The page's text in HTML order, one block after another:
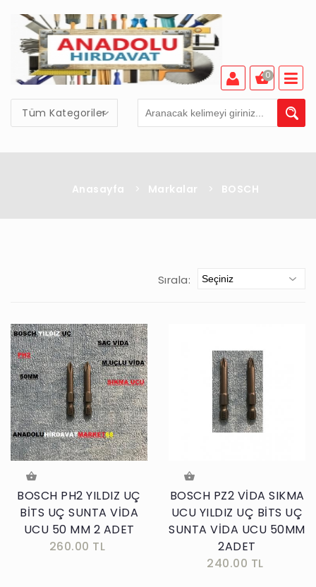
Tüm Kategoriler
0
Anasayfa > Markalar > BOSCH
Sırala:
BOSCH PH2 YILDIZ UÇ
BİTS UÇ SUNTA VİDA
UCU 50 MM 2 ADET
260.00 TL
BOSCH PZ2 VİDA SIKMA
UCU YILDIZ UÇ BİTS UÇ
SUNTA VİDA UCU 50MM
2ADET
240.00 TL